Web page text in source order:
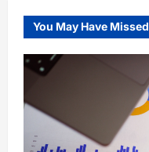
You May Have Missed